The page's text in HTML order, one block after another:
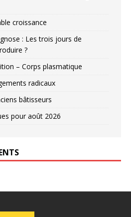
croissance
: Les trois jours de
?
– Corps plasmatique
radicaux
bâtisseurs
pour août 2026